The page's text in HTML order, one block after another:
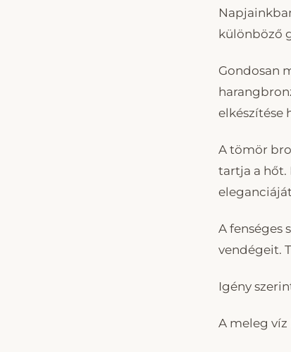
különböző
Gondosan
elkészítése
A tömör
tartja a hőt.
A fenséges
vendégeit.
Igény
A meleg víz